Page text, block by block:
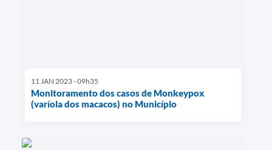
11 JAN 2023 - 09h35
Monitoramento dos casos de Monkeypox
(varíola dos macacos) no Município